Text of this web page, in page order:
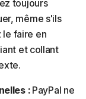
toujours
même s'ils
le faire en
et collant
:PayPal ne